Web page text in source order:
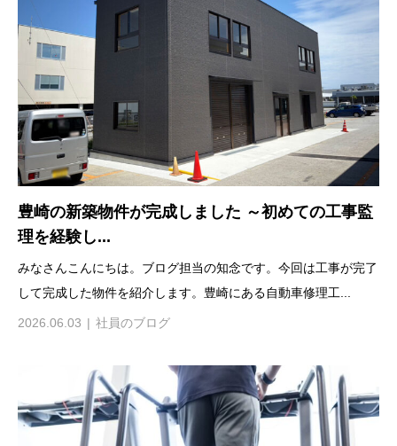
豊崎の新築物件が完成しました ～初めての工事監
理を経験し...
みなさんこんにちは。ブログ担当の知念です。今回は工事が完了
して完成した物件を紹介します。豊崎にある自動車修理工...
2026.06.03 社員のブログ